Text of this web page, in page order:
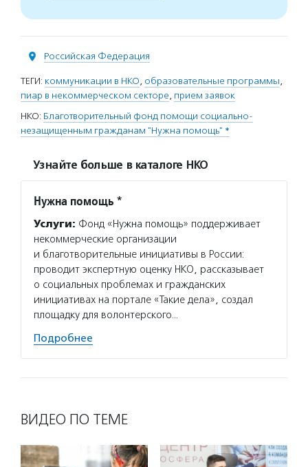
Российская Федерация
ТЕГИ: коммуникации в НКО, образовательные программы,
пиар в некоммерческом секторе, прием заявок
НКО: Благотворительный фонд помощи социально-
незащищенным гражданам "Нужна помощь" *
Узнайте больше в каталоге НКО
Нужна помощь *
Услуги: Фонд «Нужна помощь» поддерживает
некоммерческие организации
и благотворительные инициативы в России:
проводит экспертную оценку НКО, рассказывает
о социальных проблемах и гражданских
инициативах на портале «Такие дела», создал
площадку для волонтерского…
Подробнее
ВИДЕО ПО ТЕМЕ